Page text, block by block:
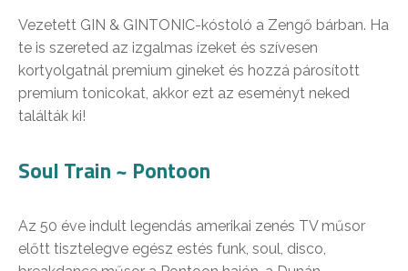
Vezetett GIN & GINTONIC-kóstoló a Zengő bárban. Ha
te is szereted az izgalmas ízeket és szívesen
kortyolgatnál premium gineket és hozzá párosított
premium tonicokat, akkor ezt az eseményt neked
találták ki!
Soul Train ~ Pontoon
Az 50 éve indult legendás amerikai zenés TV műsor
előtt tisztelegve egész estés funk, soul, disco,